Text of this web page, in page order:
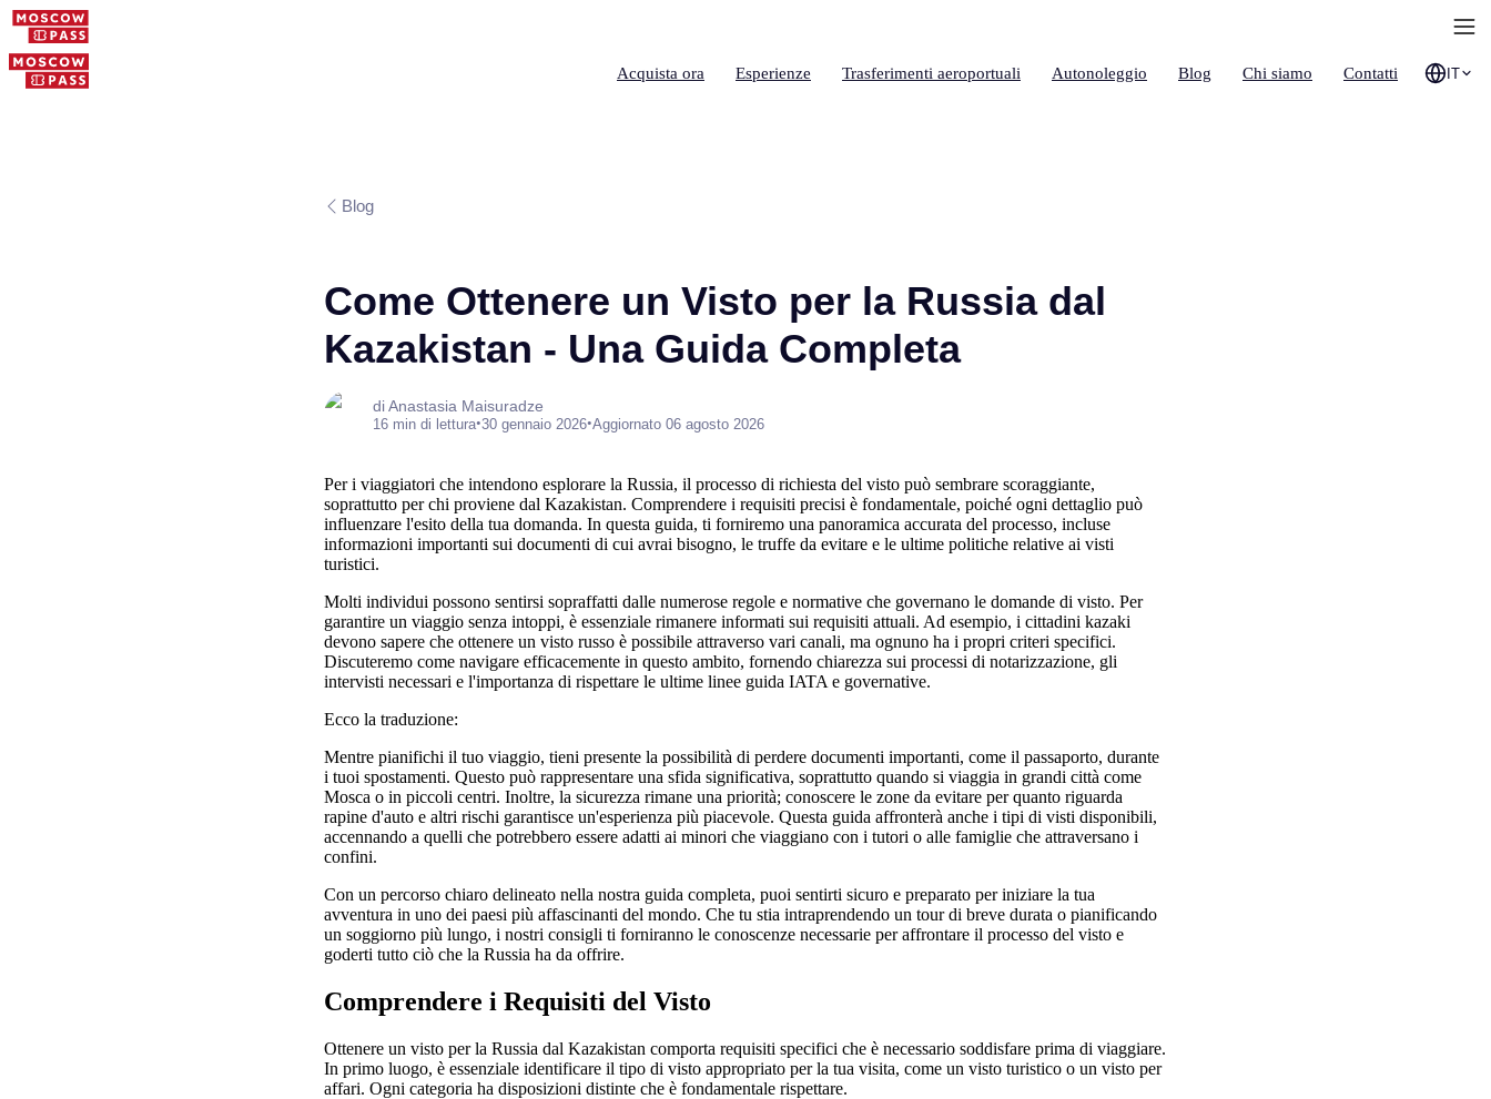
Acquista ora Esperienze Trasferimenti aeroportuali Autonoleggio Blog Chi siamo Contatti IT
Blog
Come Ottenere un Visto per la Russia dal
Kazakistan - Una Guida Completa
di Anastasia Maisuradze
16 min di lettura•30 gennaio 2026•Aggiornato 06 agosto 2026
Per i viaggiatori che intendono esplorare la Russia, il processo di richiesta del visto può sembrare scoraggiante,
soprattutto per chi proviene dal Kazakistan. Comprendere i requisiti precisi è fondamentale, poiché ogni dettaglio può
influenzare l'esito della tua domanda. In questa guida, ti forniremo una panoramica accurata del processo, incluse
informazioni importanti sui documenti di cui avrai bisogno, le truffe da evitare e le ultime politiche relative ai visti
turistici.
Molti individui possono sentirsi sopraffatti dalle numerose regole e normative che governano le domande di visto. Per
garantire un viaggio senza intoppi, è essenziale rimanere informati sui requisiti attuali. Ad esempio, i cittadini kazaki
devono sapere che ottenere un visto russo è possibile attraverso vari canali, ma ognuno ha i propri criteri specifici.
Discuteremo come navigare efficacemente in questo ambito, fornendo chiarezza sui processi di notarizzazione, gli
intervisti necessari e l'importanza di rispettare le ultime linee guida IATA e governative.
Ecco la traduzione:
Mentre pianifichi il tuo viaggio, tieni presente la possibilità di perdere documenti importanti, come il passaporto, durante
i tuoi spostamenti. Questo può rappresentare una sfida significativa, soprattutto quando si viaggia in grandi città come
Mosca o in piccoli centri. Inoltre, la sicurezza rimane una priorità; conoscere le zone da evitare per quanto riguarda
rapine d'auto e altri rischi garantisce un'esperienza più piacevole. Questa guida affronterà anche i tipi di visti disponibili,
accennando a quelli che potrebbero essere adatti ai minori che viaggiano con i tutori o alle famiglie che attraversano i
confini.
Con un percorso chiaro delineato nella nostra guida completa, puoi sentirti sicuro e preparato per iniziare la tua
avventura in uno dei paesi più affascinanti del mondo. Che tu stia intraprendendo un tour di breve durata o pianificando
un soggiorno più lungo, i nostri consigli ti forniranno le conoscenze necessarie per affrontare il processo del visto e
goderti tutto ciò che la Russia ha da offrire.
Comprendere i Requisiti del Visto
Ottenere un visto per la Russia dal Kazakistan comporta requisiti specifici che è necessario soddisfare prima di viaggiare.
In primo luogo, è essenziale identificare il tipo di visto appropriato per la tua visita, come un visto turistico o un visto per
affari. Ogni categoria ha disposizioni distinte che è fondamentale rispettare.